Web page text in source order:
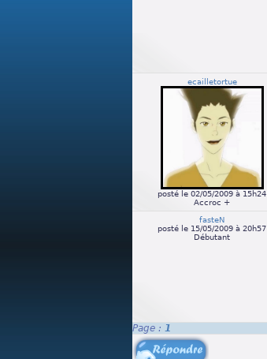
ecailletortue
posté le 02/05/2009 à 15h24
Accroc +
fasteN
posté le 15/05/2009 à 20h57
Débutant
Page : 1